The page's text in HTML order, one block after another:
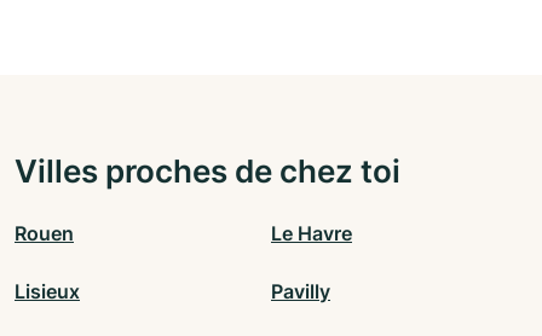
Villes proches de chez toi
Rouen Le Havre
Lisieux Pavilly